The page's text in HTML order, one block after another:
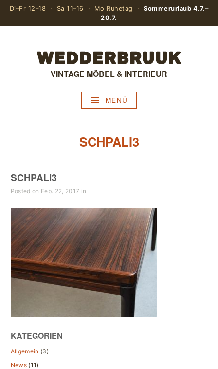
Di–Fr 12–18 · Sa 11–16 · Mo Ruhetag ·Sommerurlaub 4.7.–
20.7.
VINTAGE MÖBEL & INTERIEUR
MENÜ
SCHPALI3
SCHPALI3
Posted on Feb. 22, 2017 in
KATEGORIEN
Allgemein (3)
News (11)